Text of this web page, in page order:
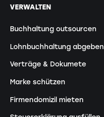
VERWALTEN
Buchhaltung outsourcen
Lohnbuchhaltung abgeben
Verträge & Dokumete
Marke schützen
Firmendomizil mieten